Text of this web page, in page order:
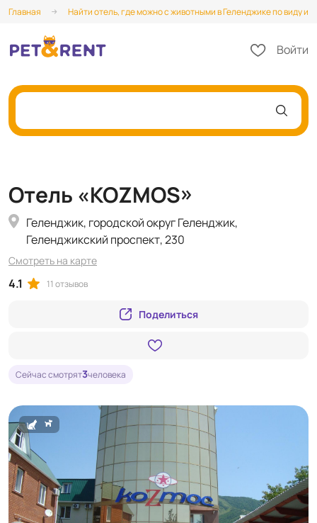
Главная Найти отель, где можно с животными в Геленджике по виду и
Войти
Отель «KOZMOS»
Геленджик, городской округ Геленджик,
Геленджикский проспект, 230
Смотреть на карте
Поделиться
4.1 11 отзывов
Сейчас смотрят3человека